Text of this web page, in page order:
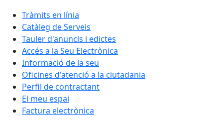
Tràmits en línia
Catàleg de Serveis
Tauler d'anuncis i edictes
Accés a la Seu Electrònica
Informació de la seu
Oficines d'atenció a la ciutadania
Perfil de contractant
El meu espai
Factura electrònica